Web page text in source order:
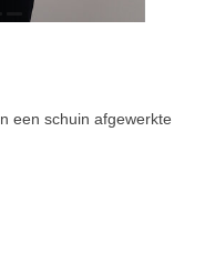
een schuin afgewerkte